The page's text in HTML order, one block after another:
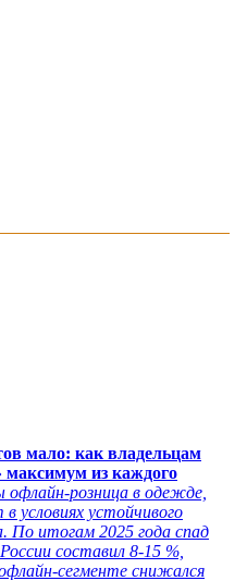
мало: как владельцам
максимум из каждого
офлайн-розница в одежде,
условиях устойчивого
По итогам 2025 года спад
составил 8-15 %,
сегменте снижался